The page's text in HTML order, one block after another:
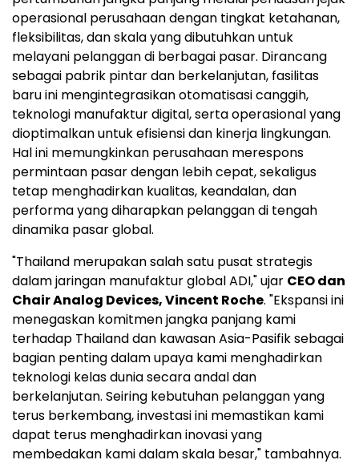
operasional perusahaan dengan tingkat ketahanan,
fleksibilitas, dan skala yang dibutuhkan untuk
melayani pelanggan di berbagai pasar. Dirancang
sebagai pabrik pintar dan berkelanjutan, fasilitas
baru ini mengintegrasikan otomatisasi canggih,
teknologi manufaktur digital, serta operasional yang
dioptimalkan untuk efisiensi dan kinerja lingkungan.
Hal ini memungkinkan perusahaan merespons
permintaan pasar dengan lebih cepat, sekaligus
tetap menghadirkan kualitas, keandalan, dan
performa yang diharapkan pelanggan di tengah
dinamika pasar global.
"Thailand merupakan salah satu pusat strategis
dalam jaringan manufaktur global ADI," ujar CEO dan
Chair Analog Devices, Vincent Roche. "Ekspansi ini
menegaskan komitmen jangka panjang kami
terhadap Thailand dan kawasan Asia-Pasifik sebagai
bagian penting dalam upaya kami menghadirkan
teknologi kelas dunia secara andal dan
berkelanjutan. Seiring kebutuhan pelanggan yang
terus berkembang, investasi ini memastikan kami
dapat terus menghadirkan inovasi yang
membedakan kami dalam skala besar," tambahnya.